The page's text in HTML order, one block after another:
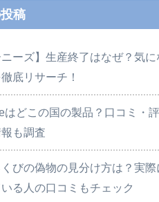
稿
ニーズ】生産終了はなぜ？気に
底リサーチ！
はどこの国の製品？口コミ・
も調査
くびの偽物の見分け方は？実際
る人の口コミもチェック